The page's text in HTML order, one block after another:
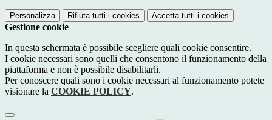
Personalizza Rifiuta tutti i cookies Accetta tutti i cookies
Gestione cookie
In questa schermata è possibile scegliere quali cookie consentire.
I cookie necessari sono quelli che consentono il funzionamento della
piattaforma e non è possibile disabilitarli.
Per conoscere quali sono i cookie necessari al funzionamento potete
visionare la COOKIE POLICY.